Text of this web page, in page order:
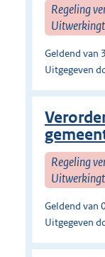
Regeling
Geldend
Uitgegeven
Regeling
Geldend
Uitgegeven